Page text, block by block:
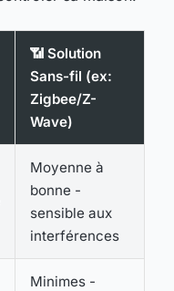
📶 Solution
Sans-fil (ex:
Zigbee/Z-
Wave)
Moyenne à
bonne -
sensible aux
interférences
Minimes -